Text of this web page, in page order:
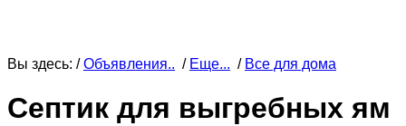
Вы здесь: /Объявления.. / Еще... / Все для дома
Септик для выгребных ям